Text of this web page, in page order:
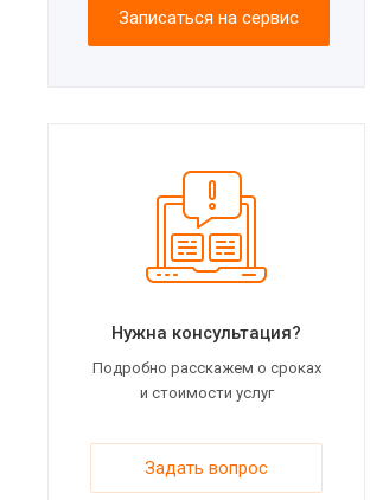
Записаться на сервис
Нужна консультация?
Подробно расскажем о сроках
и стоимости услуг
Задать вопрос